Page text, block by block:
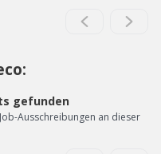
gefunden
Ausschreibungen an dieser